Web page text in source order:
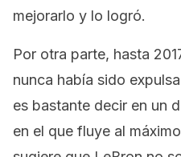
mejorarlo y lo logró.
Por otra parte, hasta
nunca había sido
es bastante decir en un
en el que fluye al